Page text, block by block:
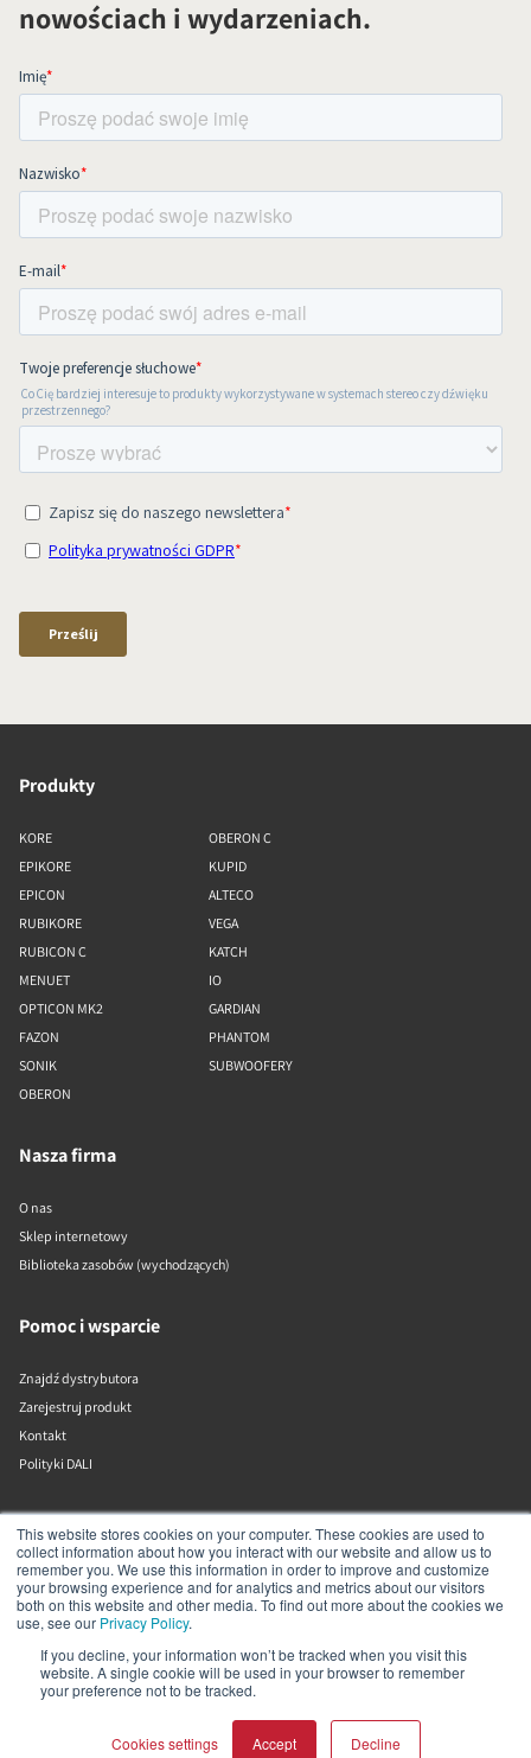
This website stores cookies on your computer. These cookies are used to
collect information about how you interact with our website and allow us to
remember you. We use this information in order to improve and customize
your browsing experience and for analytics and metrics about our visitors
both on this website and other media. To find out more about the cookies we
use, see our Privacy Policy.
If you decline, your information won’t be tracked when you visit this
website. A single cookie will be used in your browser to remember
your preference not to be tracked.
Cookies settings Accept Decline
nowościach i wydarzeniach.
Produkty
KORE
EPIKORE
EPICON
RUBIKORE
RUBICON C
MENUET
OPTICON MK2
FAZON
SONIK
OBERON
OBERON C
KUPID
ALTECO
VEGA
KATCH
IO
GARDIAN
PHANTOM
SUBWOOFERY
Nasza firma
O nas
Sklep internetowy
Biblioteka zasobów (wychodzących)
Pomoc i wsparcie
Znajdź dystrybutora
Zarejestruj produkt
Kontakt
Polityki DALI
DALI A/S
Dali Allé 1
Nørager
Nordjylland
9610
Dania
+45 9672 1155